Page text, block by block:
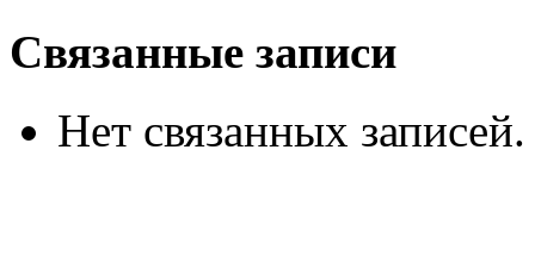
Связанные записи
Нет связанных записей.